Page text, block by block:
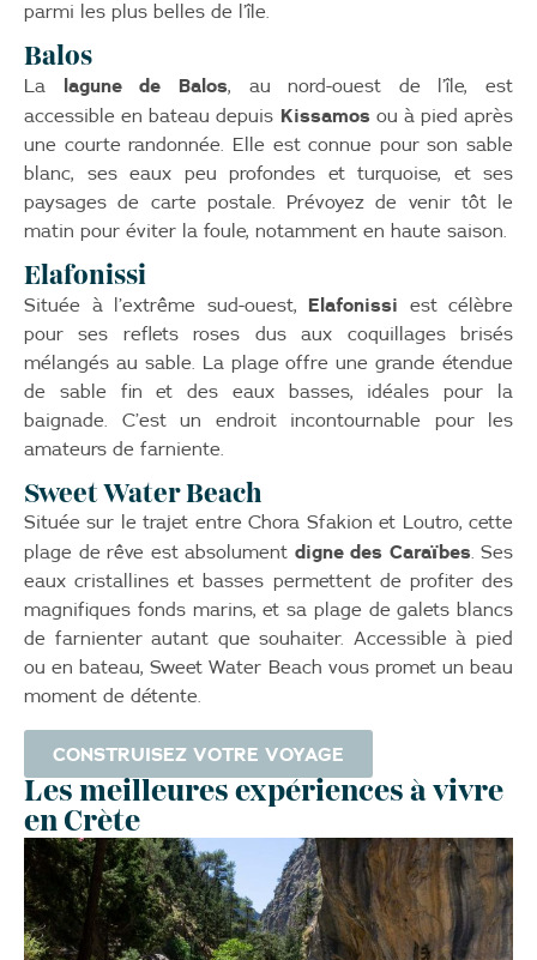
parmi les plus belles de l’île.
Balos
La lagune de Balos, au nord-ouest de l’île, est
accessible en bateau depuis Kissamos ou à pied après
une courte randonnée. Elle est connue pour son sable
blanc, ses eaux peu profondes et turquoise, et ses
paysages de carte postale. Prévoyez de venir tôt le
matin pour éviter la foule, notamment en haute saison.
Elafonissi
Située à l’extrême sud-ouest, Elafonissi est célèbre
pour ses reflets roses dus aux coquillages brisés
mélangés au sable. La plage offre une grande étendue
de sable fin et des eaux basses, idéales pour la
baignade. C’est un endroit incontournable pour les
amateurs de farniente.
Sweet Water Beach
Située sur le trajet entre Chora Sfakion et Loutro, cette
plage de rêve est absolument digne des Caraïbes . Ses
eaux cristallines et basses permettent de profiter des
magnifiques fonds marins, et sa plage de galets blancs
de farnienter autant que souhaiter. Accessible à pied
ou en bateau, Sweet Water Beach vous promet un beau
moment de détente.
CONSTRUISEZ VOTRE VOYAGE
Les meilleures expériences à vivre
en Crète